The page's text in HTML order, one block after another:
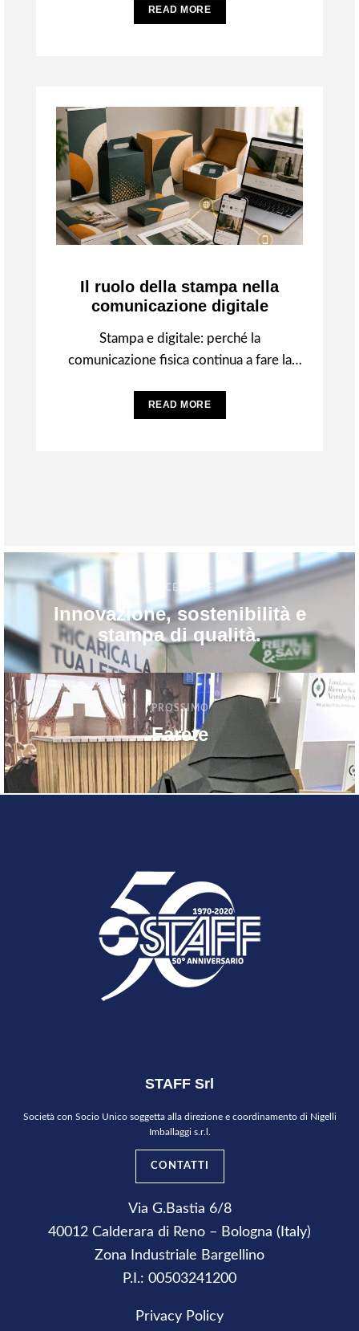
giorno scorriamo
READ MORE
Il ruolo della stampa nella
comunicazione digitale
Stampa e digitale: perché la
comunicazione fisica continua a fare la
comunicazione fisica
READ MORE
PRECEDENTE
Innovazione, sostenibilità e
stampa di qualità.
PROSSIMO
Farete
STAFF Srl
Società con Socio Unico soggetta alla direzione e coordinamento di Nigelli
Imballaggi s.r.l.
CONTATTI
Via G.Bastia 6/8
40012 Calderara di Reno – Bologna (Italy)
Zona Industriale Bargellino
P.I.: 00503241200
Privacy Policy